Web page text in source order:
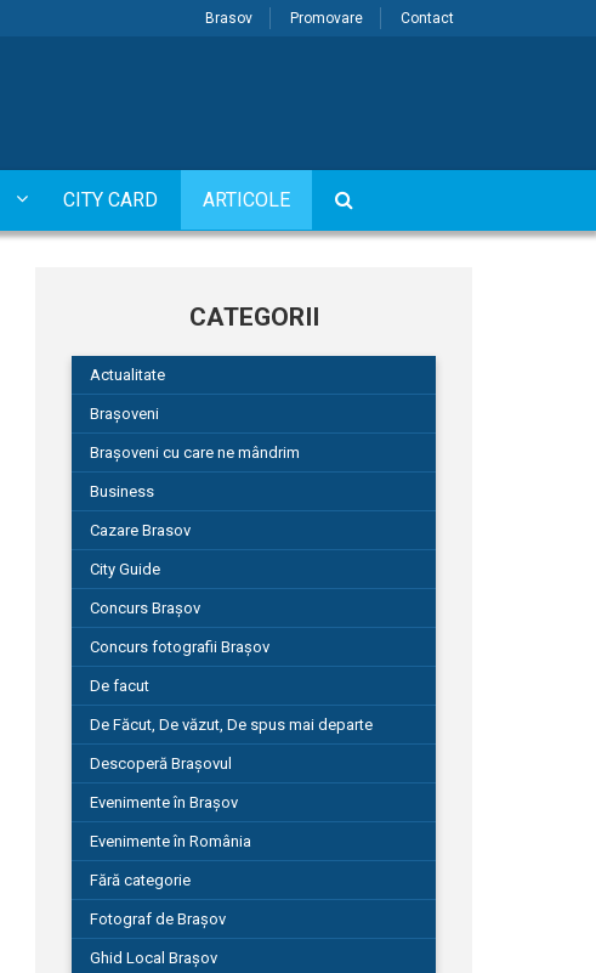
Brasov Promovare Contact
CITY CARD ARTICOLE
CATEGORII
Actualitate
Brașoveni
Brașoveni cu care ne mândrim
Business
Cazare Brasov
City Guide
Concurs Brașov
Concurs fotografii Brașov
De facut
De Făcut, De văzut, De spus mai departe
Descoperă Brașovul
Evenimente în Brașov
Evenimente în România
Fără categorie
Fotograf de Brașov
Ghid Local Brașov